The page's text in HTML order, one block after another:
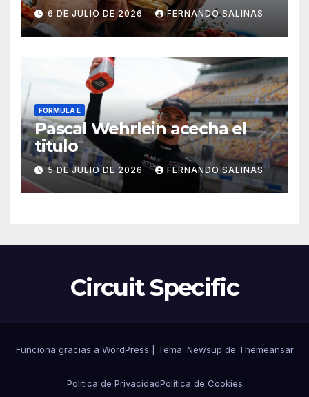
6 DE JULIO DE 2026 FERNANDO SALINAS
FORMULA E
Pascal Wehrlein acecha el
titulo
5 DE JULIO DE 2026 FERNANDO SALINAS
Circuit Specific
Funciona gracias a WordPress Tema: Newsup de Themeansar
Política de PrivacidadPolítica de Cookies